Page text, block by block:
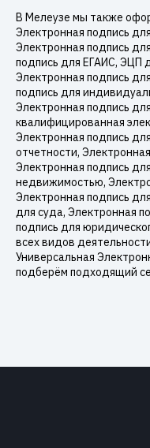
В Мелеузе мы также
Электронная подпись
Электронная подпись
подпись для ЕГАИС, ЭЦП
Электронная подпись
подпись для
Электронная подпись
квалифицированная
Электронная подпись
отчетности,
Электронная подпись
недвижимостью,
Электронная подпись
для суда, Электронная
подпись для
всех видов
Универсальная
подберём подходящий